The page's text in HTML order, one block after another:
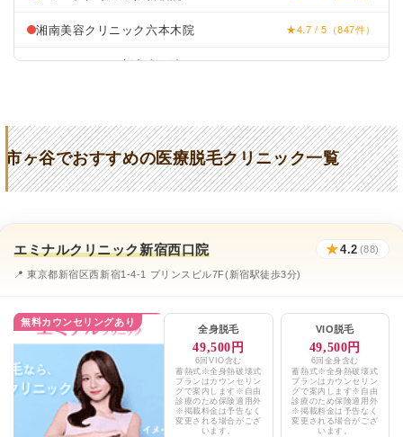
湘南美容クリニック六本木院 ★4.7 / 5（847件）
リゼクリニック新宿東口院 ★4.1 / 5（150件）
フレイアクリニック ★4.7 (1393件)
こばやし皮ふケアクリニック ★4.6 (109件)
エルムクリニック ★4.1 (41件)
麹町皮ふ科・形成外科クリニック
みきクリニック市ヶ谷 ★3.4 (5件)
アーモンドクリニック ★5 (109件)
レティシアクリニック ★3.4 (193件)
クリニカ市ヶ谷 ★3.3 (24件)
市ヶ谷でおすすめの医療脱毛クリニック一覧
エミナルクリニック新宿西口院 ★4.2 (88)
📍 東京都新宿区西新宿1-4-1 プリンスビル7F(新宿駅徒歩3分)
無料カウンセリングあり
全身脱毛
49,500円
6回VIO含む
蓄熱式※全身熱破壊式
プランはカウンセリン
グで案内します※自由
診療のため保険適用外
※掲載料金は予告なく
変更される場合がござ
います。
VIO脱毛
49,500円
6回全身含む
蓄熱式※全身熱破壊式
プランはカウンセリン
グで案内します※自由
診療のため保険適用外
※掲載料金は予告なく
変更される場合がござ
います。